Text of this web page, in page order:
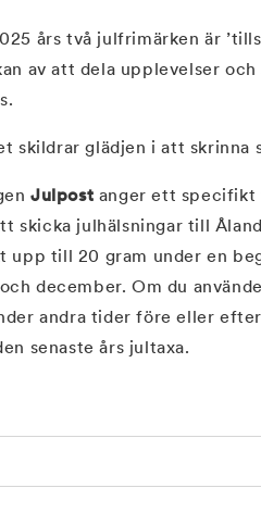
års två julfrimärken är
av att dela upplevelser och
skildrar glädjen i att skrinna
Julpost anger ett specifikt
skicka julhälsningar till
upp till 20 gram under en
december. Om du
andra tider före eller
senaste års jultaxa.